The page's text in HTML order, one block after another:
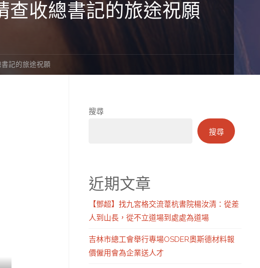
查收總書記的旅途祝願
記的旅途祝願
搜尋
搜尋
近期文章
【鄧超】找九宮格交流葦杭書院楊汝清：從差
人到山長，從不立道場到處處為道場
吉林市總工會舉行專場OSDER奧斯德材料報
價僱用會為企業送人才